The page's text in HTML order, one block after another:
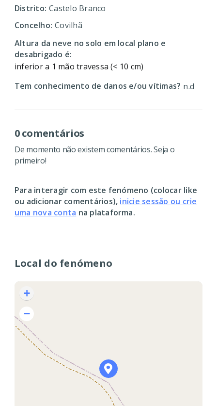
Local do fenómeno
+
−
Distrito: Castelo Branco
Concelho: Covilhã
Altura da neve no solo em local plano e
desabrigado é:
inferior a 1 mão travessa (< 10 cm)
Tem conhecimento de danos e/ou vítimas? n.d
0 comentários
De momento não existem comentários. Seja o
primeiro!
Para interagir com este fenómeno (colocar like
ou adicionar comentários), inicie sessão ou crie
uma nova conta na plataforma.